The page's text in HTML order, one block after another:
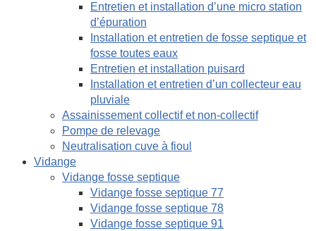
Entretien et installation d’une micro station
d’épuration
Installation et entretien de fosse septique et
fosse toutes eaux
Entretien et installation puisard
Installation et entretien d’un collecteur eau
pluviale
Assainissement collectif et non-collectif
Pompe de relevage
Neutralisation cuve à fioul
Vidange
Vidange fosse septique
Vidange fosse septique 77
Vidange fosse septique 78
Vidange fosse septique 91